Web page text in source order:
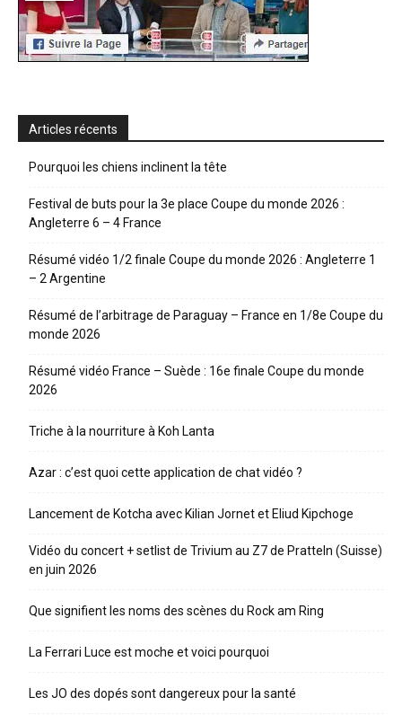
Articles récents
Pourquoi les chiens inclinent la tête
Festival de buts pour la 3e place Coupe du monde 2026 :
Angleterre 6 – 4 France
Résumé vidéo 1/2 finale Coupe du monde 2026 : Angleterre 1
– 2 Argentine
Résumé de l’arbitrage de Paraguay – France en 1/8e Coupe du
monde 2026
Résumé vidéo France – Suède : 16e finale Coupe du monde
2026
Triche à la nourriture à Koh Lanta
Azar : c’est quoi cette application de chat vidéo ?
Lancement de Kotcha avec Kilian Jornet et Eliud Kipchoge
Vidéo du concert + setlist de Trivium au Z7 de Pratteln (Suisse)
en juin 2026
Que signifient les noms des scènes du Rock am Ring
La Ferrari Luce est moche et voici pourquoi
Les JO des dopés sont dangereux pour la santé